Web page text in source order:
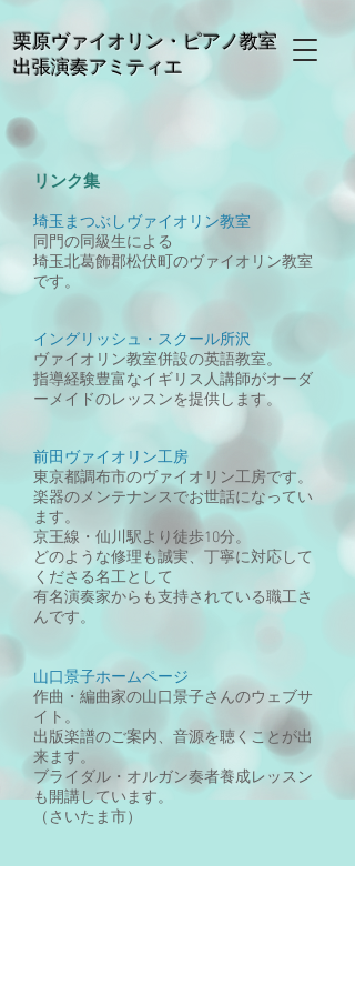
栗原ヴァイオリン・ピアノ教室
出張演奏アミティエ
リンク集
埼玉まつぶしヴァイオリン教室
同門の同級生による
埼玉北葛飾郡松伏町のヴァイオリン教室
です。
イングリッシュ・スクール所沢
ヴァイオリン教室併設の英語教室。
指導経験豊富なイギリス人講師がオーダ
ーメイドのレッスンを提供します。
前田ヴァイオリン工房
東京都調布市のヴァイオリン工房です。
楽器のメンテナンスでお世話になってい
ます。
京王線・仙川駅より徒歩10分。
どのような修理も誠実、丁寧に対応して
くださる名工として
有名演奏家からも支持されている職工さ
んです。
山口景子ホームページ
作曲・編曲家の山口景子さんのウェブサ
イト。
出版楽譜のご案内、音源を聴くことが出
来ます。
ブライダル・オルガン奏者養成レッスン
も開講しています。
（さいたま市）